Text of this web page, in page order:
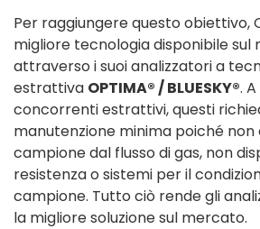
Per raggiungere questo obiettivo,
migliore tecnologia disponibile sul
attraverso i suoi analizzatori a
estrattiva OPTIMA® / BLUESKY®.
concorrenti estrattivi, questi
manutenzione minima poiché
campione dal flusso di gas, non
resistenza o sistemi per il
campione. Tutto ciò rende gli
la migliore soluzione sul mercato.